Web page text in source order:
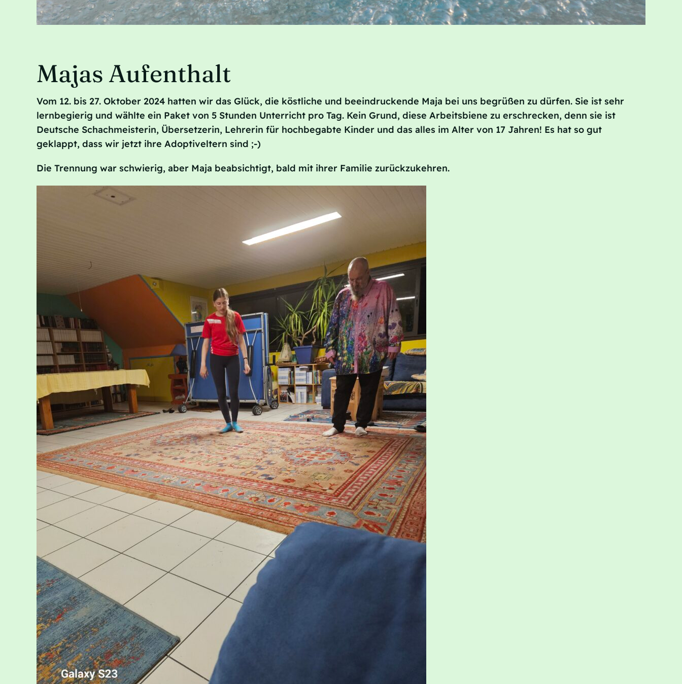
Majas Aufenthalt
Vom 12. bis 27. Oktober 2024 hatten wir das Glück, die köstliche und beeindruckende Maja bei uns begrüßen zu dürfen. Sie ist sehr
lernbegierig und wählte ein Paket von 5 Stunden Unterricht pro Tag. Kein Grund, diese Arbeitsbiene zu erschrecken, denn sie ist
Deutsche Schachmeisterin, Übersetzerin, Lehrerin für hochbegabte Kinder und das alles im Alter von 17 Jahren! Es hat so gut
geklappt, dass wir jetzt ihre Adoptiveltern sind ;-)
Die Trennung war schwierig, aber Maja beabsichtigt, bald mit ihrer Familie zurückzukehren.